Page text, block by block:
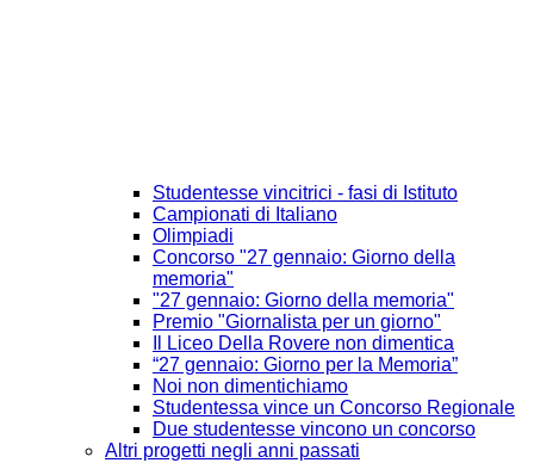
Studentesse vincitrici - fasi di Istituto
Campionati di Italiano
Olimpiadi
Concorso "27 gennaio: Giorno della
memoria"
"27 gennaio: Giorno della memoria"
Premio "Giornalista per un giorno"
Il Liceo Della Rovere non dimentica
“27 gennaio: Giorno per la Memoria”
Noi non dimentichiamo
Studentessa vince un Concorso Regionale
Due studentesse vincono un concorso
Altri progetti negli anni passati